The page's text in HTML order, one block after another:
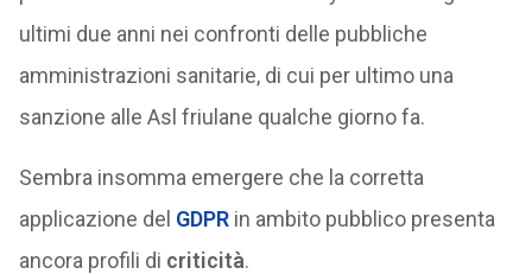
ultimi due anni nei confronti delle pubbliche
amministrazioni sanitarie, di cui per ultimo una
sanzione alle Asl friulane qualche giorno fa.
Sembra insomma emergere che la corretta
applicazione del GDPRin ambito pubblico presenta
ancora profili di criticità.